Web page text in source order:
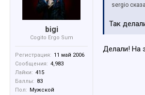
bigi
Cogito Ergo Sum
Регистрация: 11 май 2006
Сообщения: 4,983
Лайки: 415
Баллы: 83
Пол: Мужской
sergio
Так
Делали! На